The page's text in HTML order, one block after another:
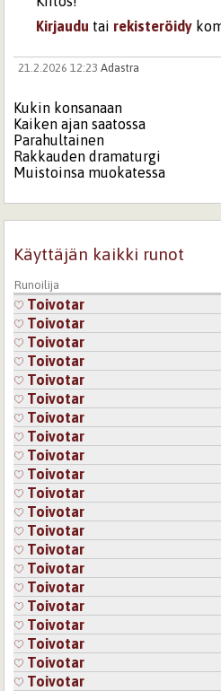
Kirjaudu tai rekisteröidy
21.2.2026 12:23 Adastra
Kukin konsanaan
Kaiken ajan saatossa
Parahultainen
Rakkauden dramaturgi
Muistoinsa muokatessa
<3 <3
Vaikeuden veroista
Läheisyydestä
Äärettömyyksiin asti
Kultautuu kaihoisasti
https://www.youtube.com/
Kirjaudutairekisteröidy
21.2.2026 19:35Toivotar
Kiitos paljon
Kirjaudu
Sivut
Käyttäjän kaikki runot
Runoilija
Toivotar
Toivotar
Toivotar
Toivotar
Toivotar
Toivotar
Toivotar
Toivotar
Toivotar
Toivotar
Toivotar
Toivotar
Toivotar
Toivotar
Toivotar
Toivotar
Toivotar
Toivotar
Toivotar
Toivotar
Toivotar